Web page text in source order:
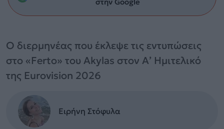
Ο διερμηνέας που έκλεψε τις εντυπώσεις
στο «Ferto» του Akylas στον Α’ Ημιτελικό
της Eurovision 2026
Ειρήνη Στόφυλα